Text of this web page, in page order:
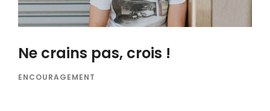
Ne crains pas, crois !
ENCOURAGEMENT